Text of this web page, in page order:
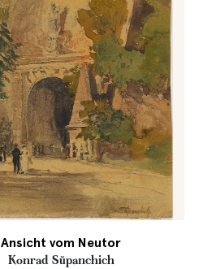
Ansicht vom Neutor
Konrad Sŭpanchich